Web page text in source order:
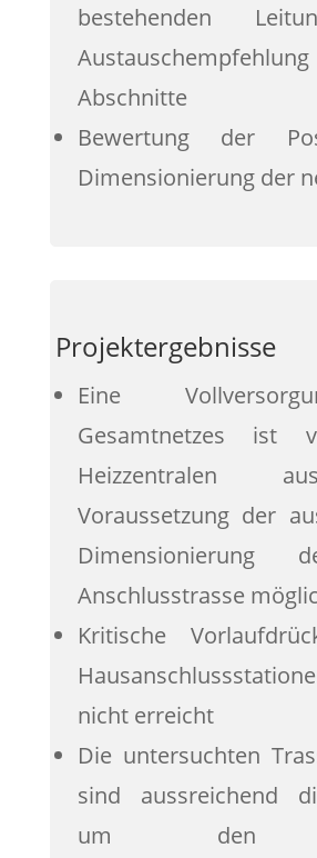
bestehenden
Abschnitte
Bewertung der Position und
Dimensionierung der
Projektergebnisse
Eine Vollversorgung des
Gesamtnetzes ist
Heizzentralen
Voraussetzung der
Dimensionierung
Anschlusstrasse
Kritische Vorlaufdrücke in den
nicht erreicht
Die untersuchten Trassenbereiche
sind aussreichend
um den